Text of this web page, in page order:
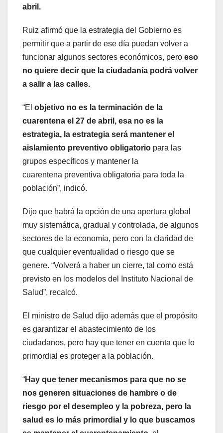
abril.
Ruiz afirmó que la estrategia del Gobierno es
permitir que a partir de ese día puedan volver a
funcionar algunos sectores económicos, pero eso
no quiere decir que la ciudadanía podrá volver
a salir a las calles.
“El objetivo no es la terminación de la
cuarentena el 27 de abril, esa no es la
estrategia, la estrategia será mantener el
aislamiento preventivo obligatorio para las
grupos específicos y mantener la
cuarentena preventiva obligatoria para toda la
población”, indicó.
Dijo que habrá la opción de una apertura global
muy sistemática, gradual y controlada, de algunos
sectores de la economía, pero con la claridad de
que cualquier eventualidad o riesgo que se
genere. “Volverá a haber un cierre, tal como está
previsto en los modelos del Instituto Nacional de
Salud”, recalcó.
El ministro de Salud dijo además que el propósito
es garantizar el abastecimiento de los
ciudadanos, pero hay que tener en cuenta que lo
primordial es proteger a la población.
“Hay que tener mecanismos para que no se
nos generen situaciones de hambre o de
riesgo por el desempleo y la pobreza, pero la
salud es lo más primordial y lo que buscamos